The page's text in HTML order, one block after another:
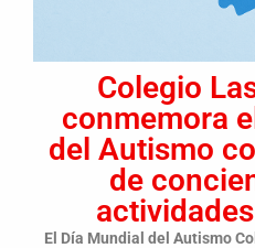
Colegio
conmemora
del Autismo
de
El Día Mundial del Autismo